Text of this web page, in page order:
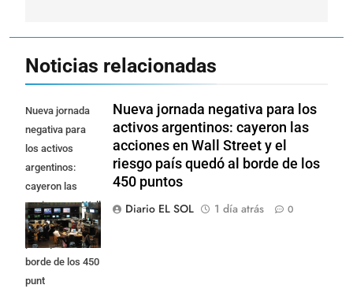
Noticias relacionadas
Nueva jornada
negativa para
los activos
argentinos:
cayeron las
acciones en Wall
Street y el riesgo
país quedó al
borde de los 450
punt
Nueva jornada negativa para los
activos argentinos: cayeron las
acciones en Wall Street y el
riesgo país quedó al borde de los
450 puntos
Diario EL SOL
1 día atrás 0